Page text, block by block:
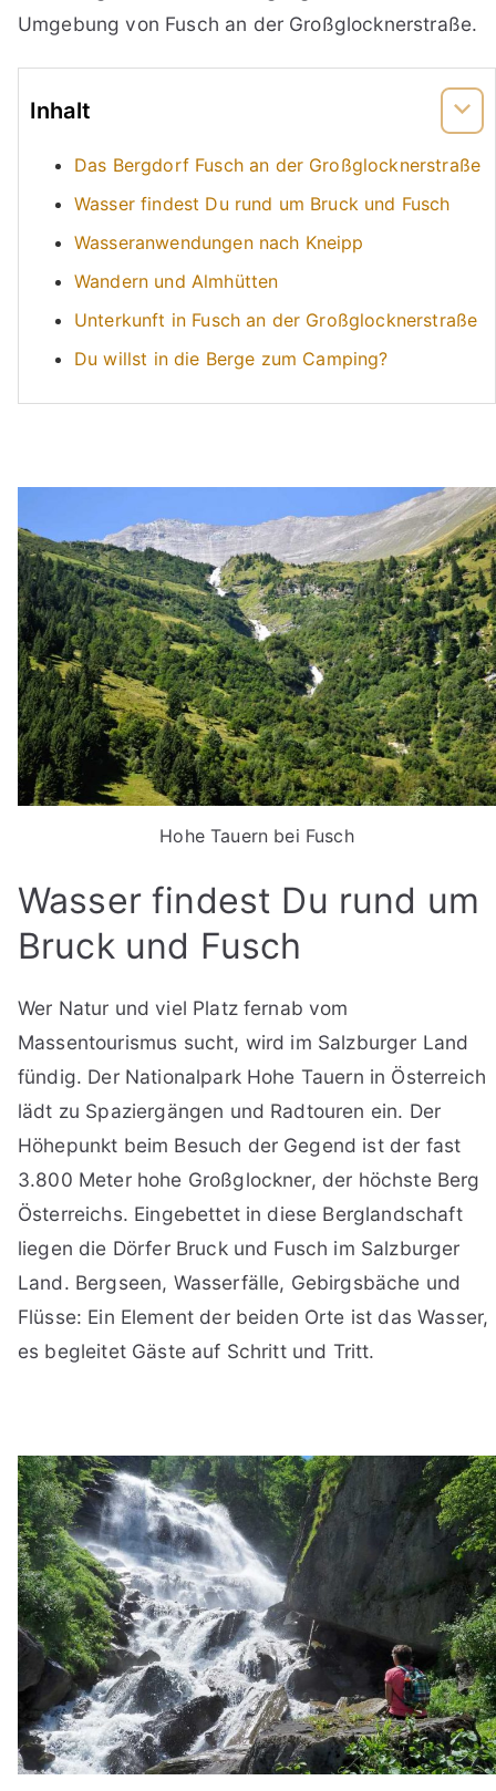
Umgebung von Fusch an der Großglocknerstraße.
Inhalt
Das Bergdorf Fusch an der Großglocknerstraße
Wasser findest Du rund um Bruck und Fusch
Wasseranwendungen nach Kneipp
Wandern und Almhütten
Unterkunft in Fusch an der Großglocknerstraße
Du willst in die Berge zum Camping?
Hohe Tauern bei Fusch
Wasser findest Du rund um
Bruck und Fusch
Wer Natur und viel Platz fernab vom
Massentourismus sucht, wird im Salzburger Land
fündig. Der Nationalpark Hohe Tauern in Österreich
lädt zu Spaziergängen und Radtouren ein. Der
Höhepunkt beim Besuch der Gegend ist der fast
3.800 Meter hohe Großglockner, der höchste Berg
Österreichs. Eingebettet in diese Berglandschaft
liegen die Dörfer Bruck und Fusch im Salzburger
Land. Bergseen, Wasserfälle, Gebirgsbäche und
Flüsse: Ein Element der beiden Orte ist das Wasser,
es begleitet Gäste auf Schritt und Tritt.